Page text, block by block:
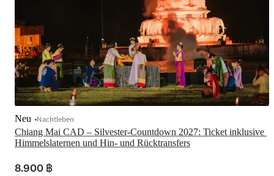
Chiang Mai CAD – Silvester-Countdown 2027: Ticket inklusive
Himmelslaternen und Hin- und Rücktransfers
Neu Nachtleben
8.900 ฿